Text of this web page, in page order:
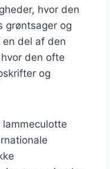
hvor den
grøntsager og
del af den
den ofte
og